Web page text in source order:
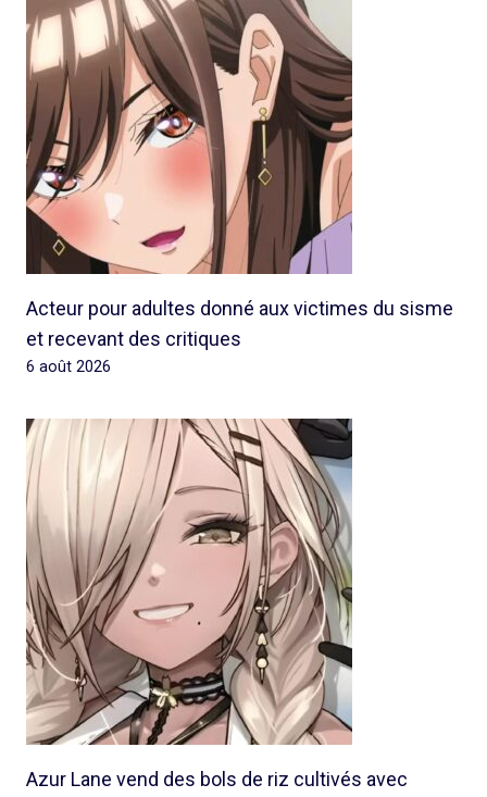
Acteur pour adultes donné aux victimes du sisme
et recevant des critiques
6 août 2026
Azur Lane vend des bols de riz cultivés avec